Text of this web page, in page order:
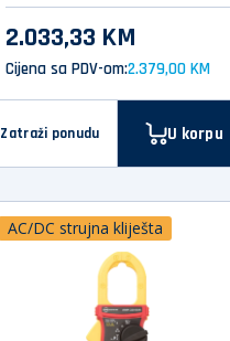
2.033,33 KM
Cijena sa PDV-om:2.379,00 KM
Zatraži ponudu U korpu
AC/DC strujna kliješta